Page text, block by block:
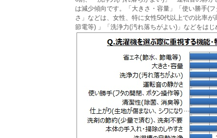
は減少傾向です。「大きさ・容量」「使い勝手(
さ」などは、女性、特に女性50代以上での比率
節電等) 」「洗浄力(汚れ落ちがよい)」などをは